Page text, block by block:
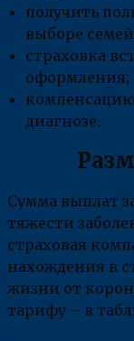
получить
выборе
страховка
оформления;
диагнозе.
Сумма выплат
тяжести
страховая
нахождения в
жизни от
тарифу – в